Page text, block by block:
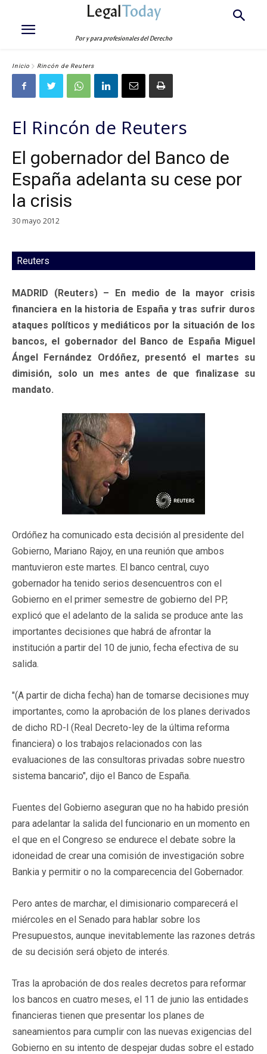
LegalToday
Por y para profesionales del Derecho
Inicio Rincón de Reuters
El Rincón de Reuters
El gobernador del Banco de
España adelanta su cese por
la crisis
30 mayo 2012
Reuters
MADRID (Reuters) – En medio de la mayor crisis
financiera en la historia de España y tras sufrir duros
ataques políticos y mediáticos por la situación de los
bancos, el gobernador del Banco de España Miguel
Ángel Fernández Ordóñez, presentó el martes su
dimisión, solo un mes antes de que finalizase su
mandato.
Ordóñez ha comunicado esta decisión al presidente del
Gobierno, Mariano Rajoy, en una reunión que ambos
mantuvieron este martes. El banco central, cuyo
gobernador ha tenido serios desencuentros con el
Gobierno en el primer semestre de gobierno del PP,
explicó que el adelanto de la salida se produce ante las
importantes decisiones que habrá de afrontar la
institución a partir del 10 de junio, fecha efectiva de su
salida.
"(A partir de dicha fecha) han de tomarse decisiones muy
importantes, como la aprobación de los planes derivados
de dicho RD-l (Real Decreto-ley de la última reforma
financiera) o los trabajos relacionados con las
evaluaciones de las consultoras privadas sobre nuestro
sistema bancario", dijo el Banco de España.
Fuentes del Gobierno aseguran que no ha habido presión
para adelantar la salida del funcionario en un momento en
el que en el Congreso se endurece el debate sobre la
idoneidad de crear una comisión de investigación sobre
Bankia y permitir o no la comparecencia del Gobernador.
Pero antes de marchar, el dimisionario comparecerá el
miércoles en el Senado para hablar sobre los
Presupuestos, aunque inevitablemente las razones detrás
de su decisión será objeto de interés.
Tras la aprobación de dos reales decretos para reformar
los bancos en cuatro meses, el 11 de junio las entidades
financieras tienen que presentar los planes de
saneamientos para cumplir con las nuevas exigencias del
Gobierno en su intento de despejar dudas sobre el estado